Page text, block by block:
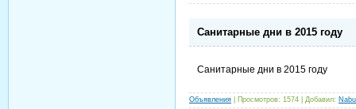
Санитарные дни в 2015 году
Санитарные дни в 2015 году
Объявления Просмотров: 1574 Добавил: Nabu